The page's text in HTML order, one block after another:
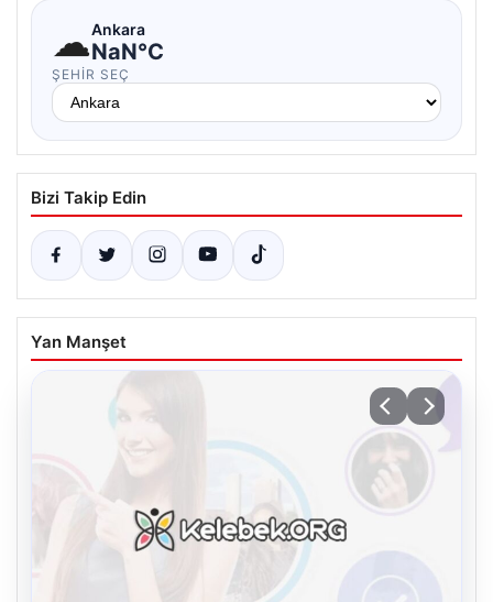
☁Ankara
NaN°C
ŞEHIR SEÇ
Bizi Takip Edin
Yan Manşet